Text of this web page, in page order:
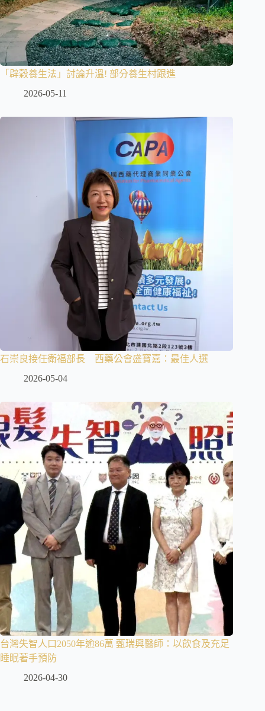
「辟穀養生法」討論升溫! 部分養生村跟進
2026-05-11
石崇良接任衛福部長 西藥公會盛寶嘉：最佳人選
2026-05-04
台灣失智人口2050年逾86萬 甄瑞興醫師：以飲食及充足
睡眠著手預防
2026-04-30